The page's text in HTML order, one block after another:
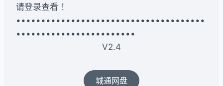
请登录查看 ！
••••••••••••••••••••••••••••••••••••••
••••••••••••••••••••••••
V2.4
城通网盘